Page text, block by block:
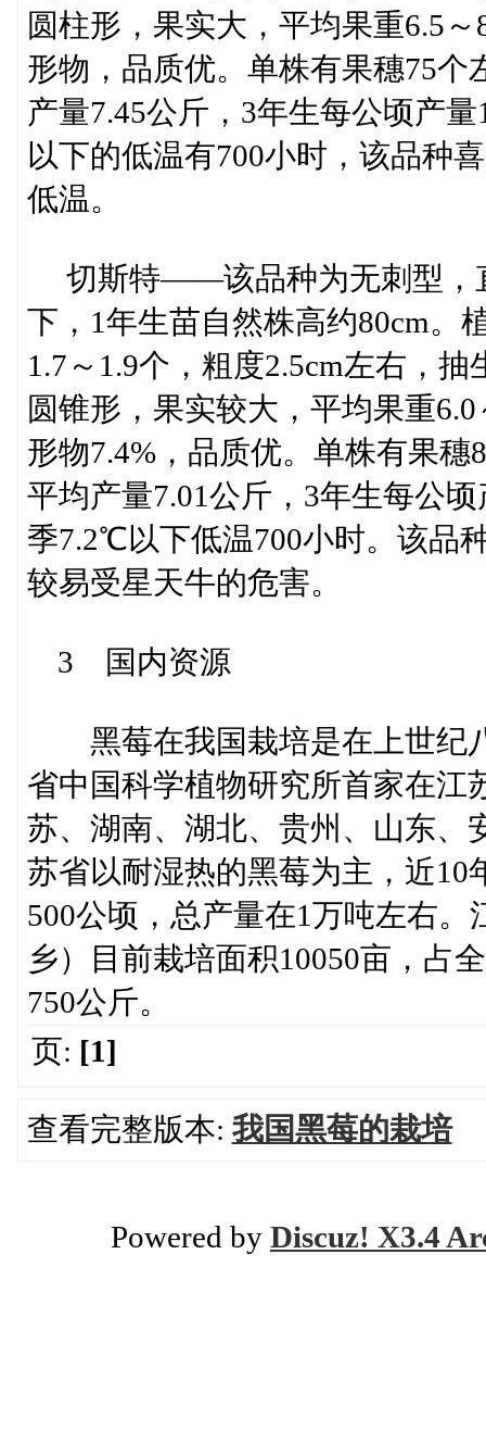
圆柱形，果实大，平均果重6.5
形物，品质优。单株有果穗75个
产量7.45公斤，3年生每公顷产
以下的低温有700小时，该品种
低温。
切斯特――该品种为无刺型，
下，1年生苗自然株高约80cm。
1.7～1.9个，粗度2.5cm左右，
圆锥形，果实较大，平均果重
形物7.4%，品质优。单株有果
平均产量7.01公斤，3年生每公
季7.2℃以下低温700小时。该品
较易受星天牛的危害。
3 国内资源
黑莓在我国栽培是在上世纪
省中国科学植物研究所首家在江
苏、湖南、湖北、贵州、山东、
苏省以耐湿热的黑莓为主，近10
500公顷，总产量在1万吨左右
乡）目前栽培面积10050亩，占
750公斤。
页: [1]
查看完整版本: 我国黑莓的栽培
Powered by Discuz! X3.4